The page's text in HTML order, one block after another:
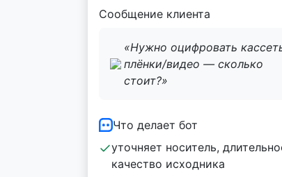
Сообщение клиента
«Нужно оцифровать
плёнки/видео — сколько
стоит?»
Что делает бот
уточняет носитель,
качество исходника